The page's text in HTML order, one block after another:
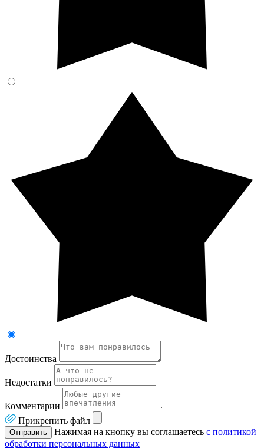
Достоинства
Недостатки
Комментарии
Прикрепить файл
Отправить Нажимая на кнопку вы соглашаетесь с политикой
обработки персональных данных